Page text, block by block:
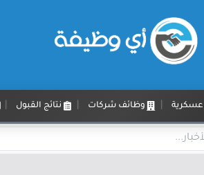
وظائف شركات نتائج القبول